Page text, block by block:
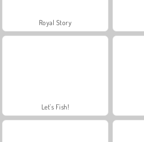
Royal Story
Let's Fish!